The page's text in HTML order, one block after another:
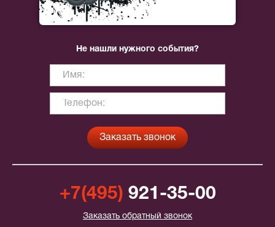
Не нашли нужного события?
+7(495) 921-35-00
Заказать обратный звонок